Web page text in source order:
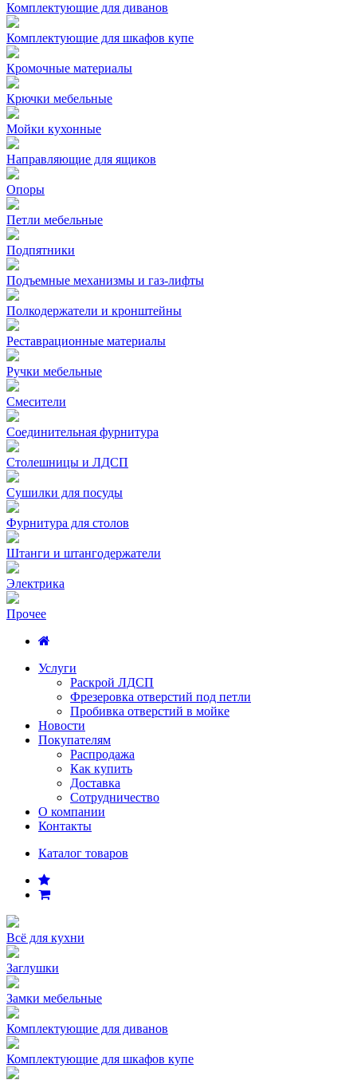
Комплектующие для диванов
Комплектующие для шкафов купе
Кромочные материалы
Крючки мебельные
Мойки кухонные
Направляющие для ящиков
Опоры
Петли мебельные
Подпятники
Подъемные механизмы и газ-лифты
Полкодержатели и кронштейны
Реставрационные материалы
Ручки мебельные
Смесители
Соединительная фурнитура
Столешницы и ЛДСП
Сушилки для посуды
Фурнитура для столов
Штанги и штангодержатели
Электрика
Прочее
Услуги
Раскрой ЛДСП
Фрезеровка отверстий под петли
Пробивка отверстий в мойке
Новости
Покупателям
Распродажа
Как купить
Доставка
Сотрудничество
О компании
Контакты
Каталог товаров
Всё для кухни
Заглушки
Замки мебельные
Комплектующие для диванов
Комплектующие для шкафов купе